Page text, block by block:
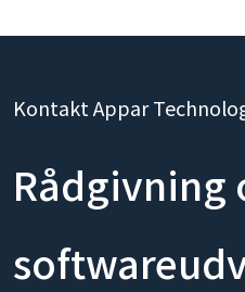
Kontakt Appar
Rådgivning